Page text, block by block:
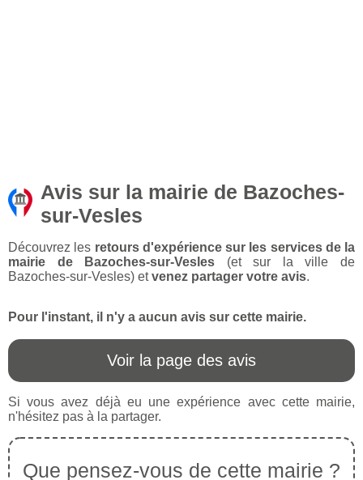
Avis sur la mairie de Bazoches-
sur-Vesles
Découvrez les retours d'expérience sur les services de la
mairie de Bazoches-sur-Vesles (et sur la ville de
Bazoches-sur-Vesles) etvenez partager votre avis.
Pour l'instant, il n'y a aucun avis sur cette mairie.
Voir la page des avis
Si vous avez déjà eu une expérience avec cette mairie,
n'hésitez pas à la partager.
Que pensez-vous de cette mairie ?